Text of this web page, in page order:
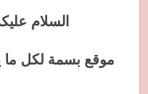
السلام
موقع بسمة لكل ما